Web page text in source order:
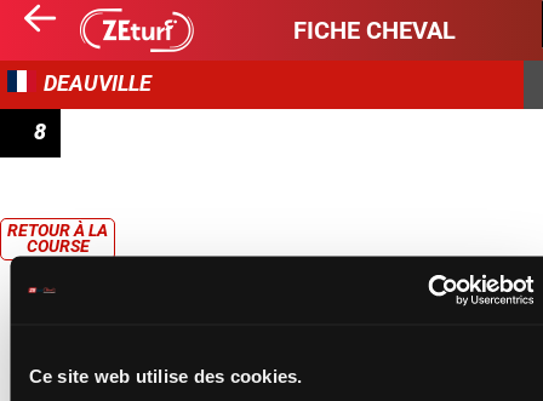
Ce site web utilise des cookies.
FICHE CHEVAL
DEAUVILLE
8
RETOUR À LA
COURSE